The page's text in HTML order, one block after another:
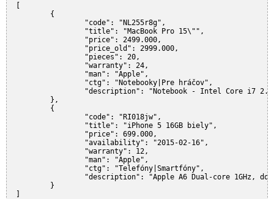
[
	{
		"code": "NL255r8g",
		"title": "MacBook Pro 15\"",
		"price": 2499.000,
		"price_old": 2999.000,
		"pieces": 20,
		"warranty": 24,
		"man": "Apple",
		"ctg": "Notebooky|Pre hráčov",
"description": "Notebook - Intel Core i7
	},
	{
		"code": "RI018jw",
		"title": "iPhone 5 16GB biely",
		"price": 699.000,
		"availability": "2015-02-16",
		"warranty": 12,
		"man": "Apple",
		"ctg": "Telefóny|Smartfóny",
"description": "Apple A6 Dual-core 1GHz,
	}
]